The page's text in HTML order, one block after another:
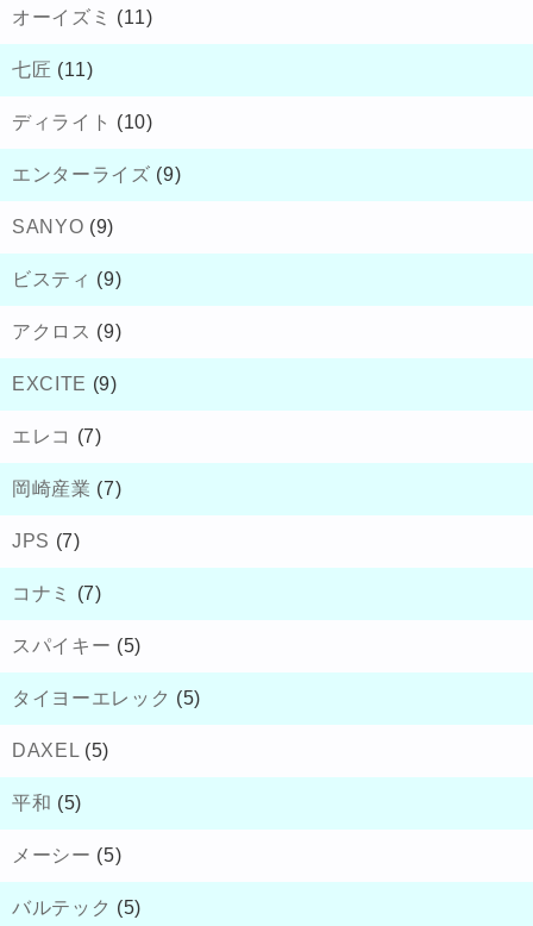
オーイズミ (11)
七匠 (11)
ディライト (10)
エンターライズ (9)
SANYO (9)
ビスティ (9)
アクロス (9)
EXCITE (9)
エレコ (7)
岡崎産業 (7)
JPS (7)
コナミ (7)
スパイキー (5)
タイヨーエレック (5)
DAXEL (5)
平和 (5)
メーシー (5)
バルテック (5)